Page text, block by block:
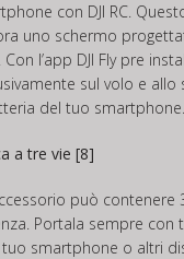
con DJI RC.
uno schermo
Con l’app DJI Fly pre
sul volo e
del tuo smartphone.
a tre vie [8]
può contenere
Portala sempre con
smartphone o altri